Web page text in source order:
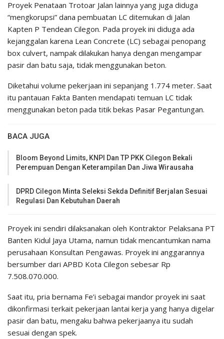
Proyek Penataan Trotoar Jalan lainnya yang juga diduga
“mengkorupsi” dana pembuatan LC ditemukan di Jalan
Kapten P Tendean Cilegon. Pada proyek ini diduga ada
kejanggalan karena Lean Concrete (LC) sebagai penopang
box culvert, nampak dilakukan hanya dengan mengampar
pasir dan batu saja, tidak menggunakan beton.
Diketahui volume pekerjaan ini sepanjang 1.774 meter. Saat
itu pantauan Fakta Banten mendapati temuan LC tidak
menggunakan beton pada titik bekas Pasar Pegantungan.
BACA JUGA
Bloom Beyond Limits, KNPI Dan TP PKK Cilegon Bekali
Perempuan Dengan Keterampilan Dan Jiwa Wirausaha
DPRD Cilegon Minta Seleksi Sekda Definitif Berjalan Sesuai
Regulasi Dan Kebutuhan Daerah
Proyek ini sendiri dilaksanakan oleh Kontraktor Pelaksana PT
Banten Kidul Jaya Utama, namun tidak mencantumkan nama
perusahaan Konsultan Pengawas. Proyek ini anggarannya
bersumber dari APBD Kota Cilegon sebesar Rp
7.508.070.000.
Saat itu, pria bernama Fe’i sebagai mandor proyek ini saat
dikonfirmasi terkait pekerjaan lantai kerja yang hanya digelar
pasir dan batu, mengaku bahwa pekerjaanya itu sudah
sesuai dengan spek.